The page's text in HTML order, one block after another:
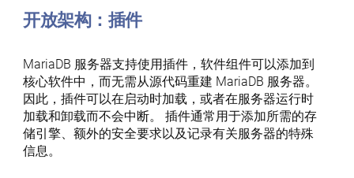
开放架构：插件
MariaDB 服务器支持使用插件，软件组件可以添加到
核心软件中，而无需从源代码重建 MariaDB 服务器。
因此，插件可以在启动时加载，或者在服务器运行时
加载和卸载而不会中断。 插件通常用于添加所需的存
储引擎、额外的安全要求以及记录有关服务器的特殊
信息。